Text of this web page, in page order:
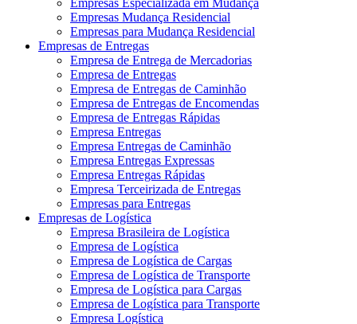
Empresas Especializada em Mudança
Empresas Mudança Residencial
Empresas para Mudança Residencial
Empresas de Entregas
Empresa de Entrega de Mercadorias
Empresa de Entregas
Empresa de Entregas de Caminhão
Empresa de Entregas de Encomendas
Empresa de Entregas Rápidas
Empresa Entregas
Empresa Entregas de Caminhão
Empresa Entregas Expressas
Empresa Entregas Rápidas
Empresa Terceirizada de Entregas
Empresas para Entregas
Empresas de Logística
Empresa Brasileira de Logística
Empresa de Logística
Empresa de Logística de Cargas
Empresa de Logística de Transporte
Empresa de Logística para Cargas
Empresa de Logística para Transporte
Empresa Logística